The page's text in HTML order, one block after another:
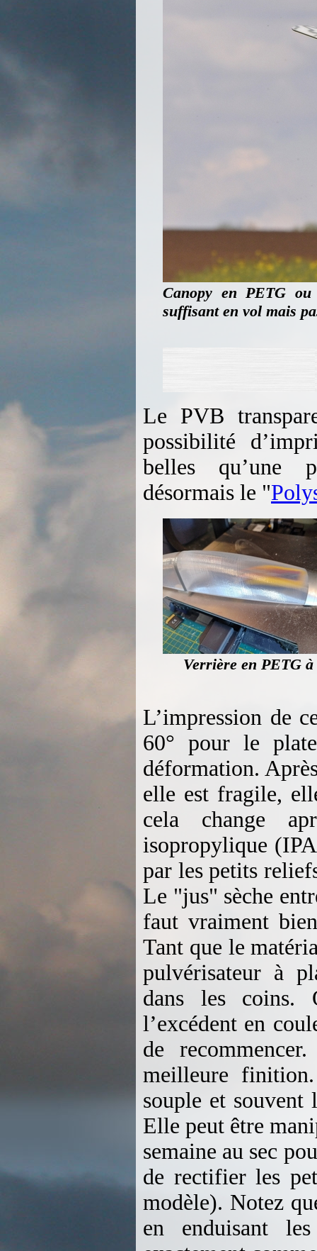
Canopy en PETG
suffisant en vol mais
Le PVB
possibilité
belles qu’une
désormais le "
Verrière en PETG
L’impression de
60° pour le
déformation.
elle est fragile,
cela change
isopropylique
par les petits
Le "jus" sèche
faut vraiment
Tant que le
pulvérisateur à
dans les coins.
l’excédent en
de
meilleure
souple et souvent
Elle peut être
semaine au sec
de rectifier les
modèle). Notez
en enduisant